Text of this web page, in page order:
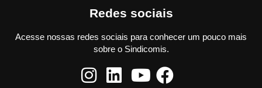
Redes sociais
Acesse nossas redes sociais para conhecer um pouco mais
sobre o Sindicomis.